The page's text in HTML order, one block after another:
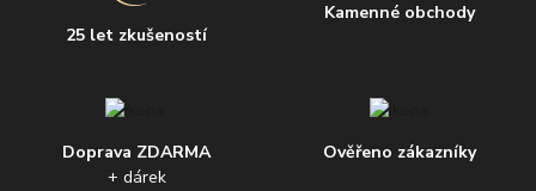
25 let zkušeností
Kamenné obchody
Doprava ZDARMA
+ dárek
Ověřeno zákazníky